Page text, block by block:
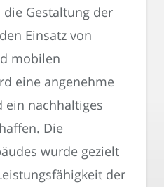
Gestaltung der
Einsatz von
mobilen
eine angenehme
ein nachhaltiges
Die
wurde gezielt
der